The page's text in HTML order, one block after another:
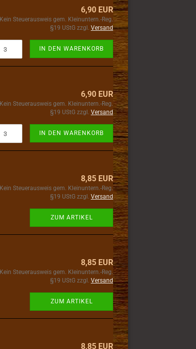
6,90 EUR
Kein Steuerausweis gem. Kleinuntern.-Reg.
§19 UStG zzgl. Versand
IN DEN WARENKORB
6,90 EUR
Kein Steuerausweis gem. Kleinuntern.-Reg.
§19 UStG zzgl. Versand
IN DEN WARENKORB
8,85 EUR
Kein Steuerausweis gem. Kleinuntern.-Reg.
§19 UStG zzgl. Versand
ZUM ARTIKEL
8,85 EUR
Kein Steuerausweis gem. Kleinuntern.-Reg.
§19 UStG zzgl. Versand
ZUM ARTIKEL
8,85 EUR